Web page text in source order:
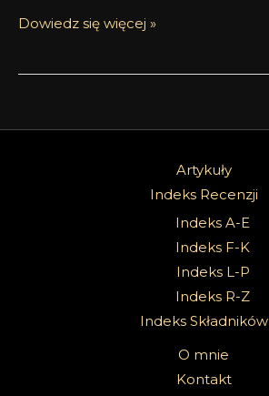
Dowiedz się więcej »
Artykuły
Indeks Recenzji
Indeks A-E
Indeks F-K
Indeks L-P
Indeks R-Z
Indeks Składników
O mnie
Kontakt